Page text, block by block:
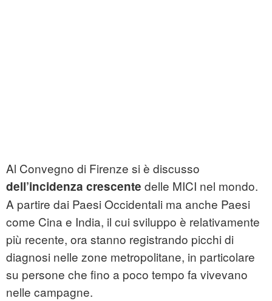
Al Convegno di Firenze si è discusso
dell’incidenza crescente delle MICI nel mondo.
A partire dai Paesi Occidentali ma anche Paesi
come Cina e India, il cui sviluppo è relativamente
più recente, ora stanno registrando picchi di
diagnosi nelle zone metropolitane, in particolare
su persone che fino a poco tempo fa vivevano
nelle campagne.